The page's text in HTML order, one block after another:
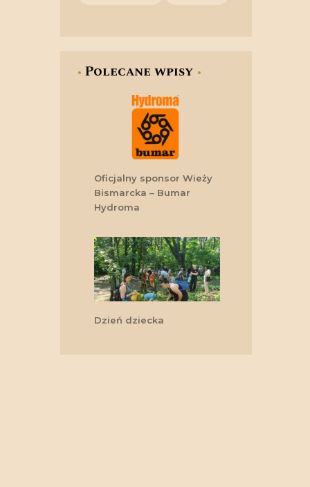
Polecane wpisy
Oficjalny sponsor Wieży
Bismarcka – Bumar
Hydroma
Dzień dziecka